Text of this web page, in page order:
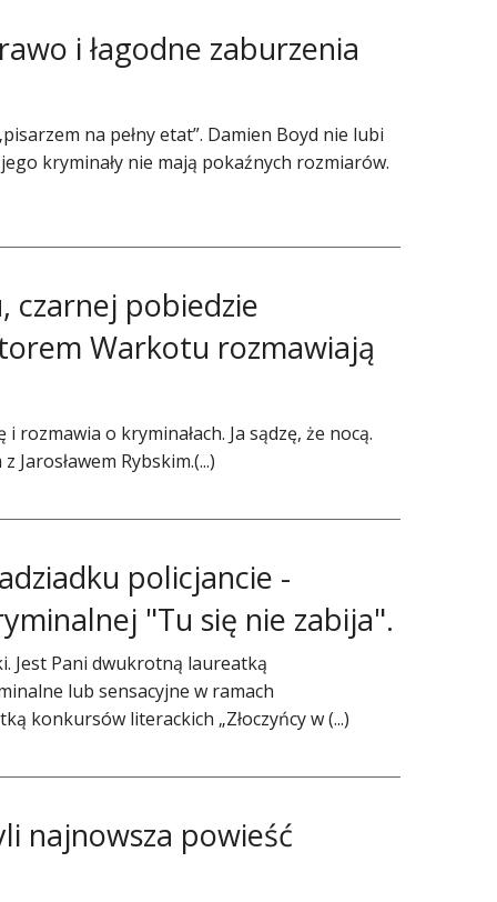
i łagodne zaburzenia
na pełny etat”. Damien Boyd nie lubi
kryminały nie mają pokaźnych rozmiarów.
czarnej pobiedzie
Warkotu rozmawiają
o kryminałach. Ja sądzę, że nocą.
Jarosławem Rybskim.(...)
policjancie -
"Tu się nie zabija".
Jest Pani dwukrotną laureatką
lub sensacyjne w ramach
konkursów literackich „Złoczyńcy w (...)
najnowsza powieść